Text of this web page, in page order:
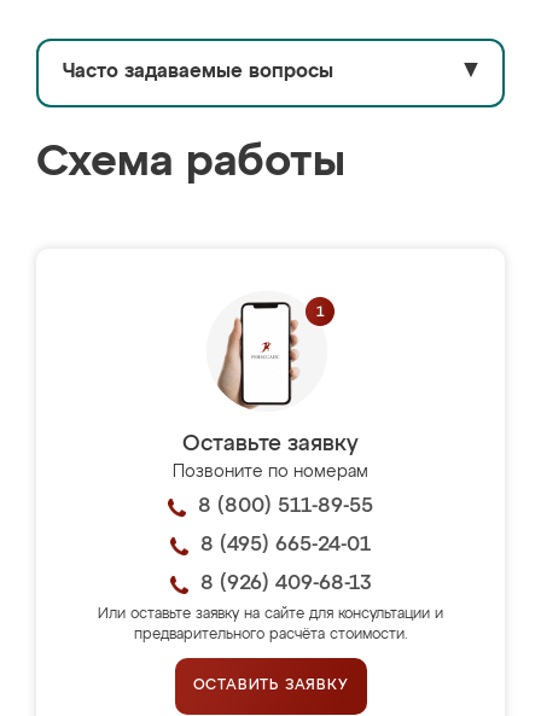
Часто задаваемые вопросы ▼
Схема работы
Оставьте заявку
Позвоните по номерам
8 (800) 511-89-55
8 (495) 665-24-01
8 (926) 409-68-13
Или оставьте заявку на сайте для консультации и
предварительного расчёта стоимости.
ОСТАВИТЬ ЗАЯВКУ